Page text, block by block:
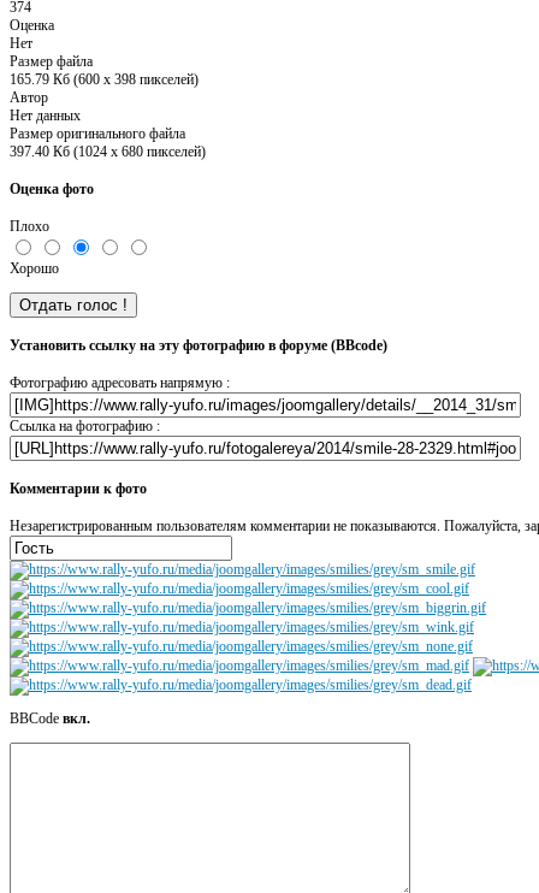
374
Оценка
Нет
Размер файла
165.79 Кб (600 x 398 пикселей)
Автор
Нет данных
Размер оригинального файла
397.40 Кб (1024 x 680 пикселей)
Оценка фото
Плохо
Хорошо
Установить ссылку на эту фотографию в форуме (BBcode)
Фотографию адресовать напрямую :
Ссылка на фотографию :
Комментарии к фото
Незарегистрированным пользователям комментарии не показываются. Пожалуйста,
BBCode вкл.